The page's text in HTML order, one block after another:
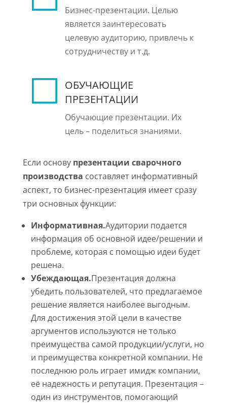
Бизнес-презентации. Целью
является заинтересовать
целевую аудиторию, привлечь к
сотрудничеству и т.д.
ОБУЧАЮЩИЕ
ПРЕЗЕНТАЦИИ
Обучающие презентации. Их
цель – поделиться знаниями.
Если основу презентации сварочного
производства составляет информативный
аспект, то бизнес-презентация имеет сразу
три основных функции:
Информативная.Аудитории подается
информация об основной идее/решении и
проблеме, которая с помощью идеи будет
решена.
Убеждающая.Презентация должна
убедить пользователей, что предлагаемое
решение является наиболее выгодным.
Для достижения этой цели в качестве
аргументов используются не только
преимущества самой продукции/услуги, но
и преимущества конкретной компании. Не
последнюю роль играет имидж компании,
её надежность и репутация. Презентация –
один из инструментов, помогающий